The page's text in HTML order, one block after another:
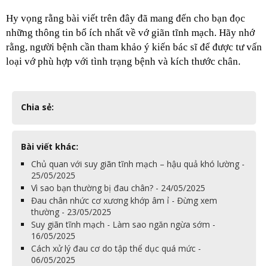
Hy vọng rằng bài viết trên đây đã mang đến cho bạn đọc
những thông tin bổ ích nhất về vớ giãn tĩnh mạch. Hãy nhớ
rằng, người bệnh cần tham khảo ý kiến bác sĩ để được tư vấn
loại vớ phù hợp với tình trạng bệnh và kích thước chân.
Chia sẻ:
Bài viết khác:
Chủ quan với suy giãn tĩnh mạch – hậu quả khó lường -
25/05/2025
Vì sao bạn thường bị đau chân? - 24/05/2025
Đau chân nhức cơ xương khớp âm ỉ - Đừng xem
thường - 23/05/2025
Suy giãn tĩnh mạch - Làm sao ngăn ngừa sớm -
16/05/2025
Cách xử lý đau cơ do tập thể dục quá mức -
06/05/2025